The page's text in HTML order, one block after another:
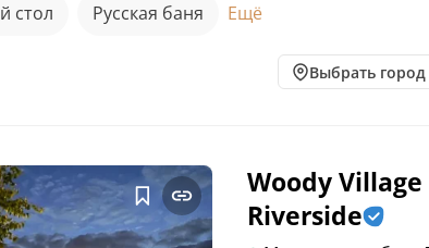
стол Русская баня Ещё
Выбрать город
Woody Village
Riverside